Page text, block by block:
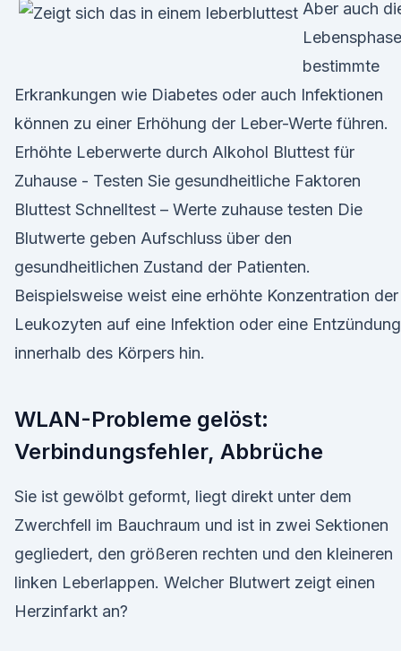
Aber auch
bestimmte
Erkrankungen wie Diabetes oder auch Infektionen
können zu einer Erhöhung der Leber-Werte führen.
Erhöhte Leberwerte durch Alkohol Bluttest für
Zuhause - Testen Sie gesundheitliche Faktoren
Bluttest Schnelltest – Werte zuhause testen Die
Blutwerte geben Aufschluss über den
gesundheitlichen Zustand der Patienten.
Beispielsweise weist eine erhöhte Konzentration der
Leukozyten auf eine Infektion oder eine Entzündung
innerhalb des Körpers hin.
WLAN-Probleme gelöst:
Verbindungsfehler, Abbrüche
Sie ist gewölbt geformt, liegt direkt unter dem
Zwerchfell im Bauchraum und ist in zwei Sektionen
gegliedert, den größeren rechten und den kleineren
linken Leberlappen. Welcher Blutwert zeigt einen
Herzinfarkt an?